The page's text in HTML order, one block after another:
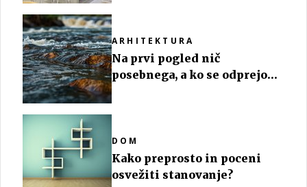
ARHITEKTURA
Na prvi pogled nič
posebnega, a ko se odprejo
DOM
Kako preprosto in poceni
osvežiti stanovanje?